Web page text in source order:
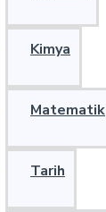
Kimya
Matematik
Tarih